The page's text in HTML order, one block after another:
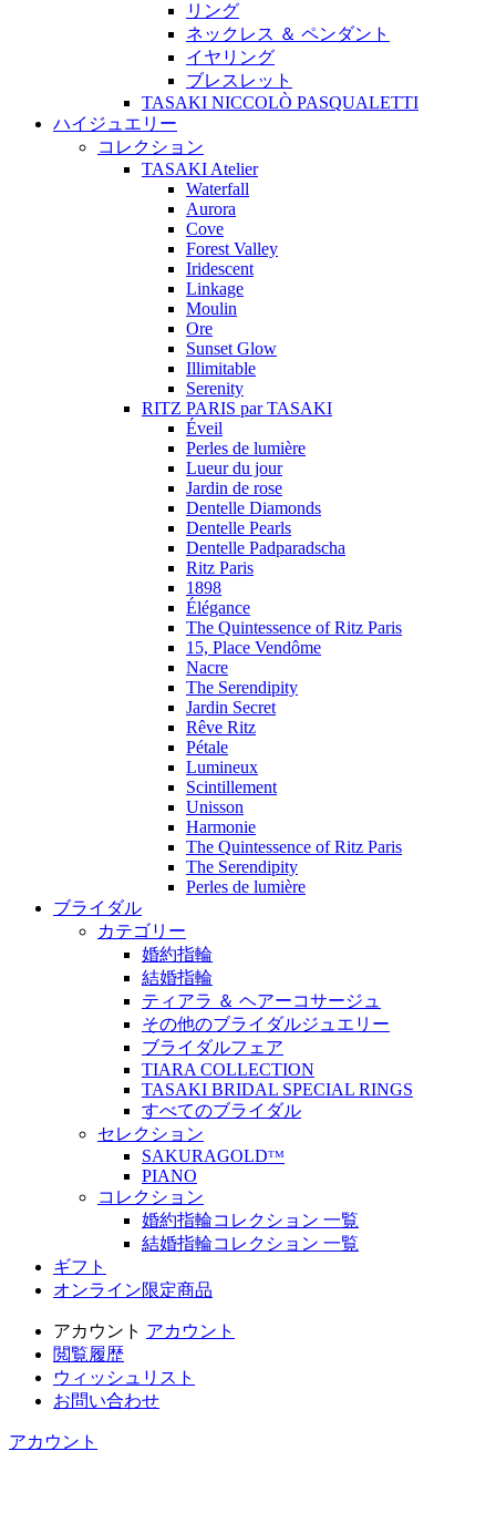
リング
ネックレス ＆ ペンダント
イヤリング
ブレスレット
TASAKI NICCOLÒ PASQUALETTI
ハイジュエリー
コレクション
TASAKI Atelier
Waterfall
Aurora
Cove
Forest Valley
Iridescent
Linkage
Moulin
Ore
Sunset Glow
Illimitable
Serenity
RITZ PARIS par TASAKI
Éveil
Perles de lumière
Lueur du jour
Jardin de rose
Dentelle Diamonds
Dentelle Pearls
Dentelle Padparadscha
Ritz Paris
1898
Élégance
The Quintessence of Ritz Paris
15, Place Vendôme
Nacre
The Serendipity
Jardin Secret
Rêve Ritz
Pétale
Lumineux
Scintillement
Unisson
Harmonie
The Quintessence of Ritz Paris
The Serendipity
Perles de lumière
ブライダル
カテゴリー
婚約指輪
結婚指輪
ティアラ ＆ ヘアーコサージュ
その他のブライダルジュエリー
ブライダルフェア
TIARA COLLECTION
TASAKI BRIDAL SPECIAL RINGS
すべてのブライダル
セレクション
SAKURAGOLDᵀᴹ
PIANO
コレクション
婚約指輪コレクション 一覧
結婚指輪コレクション 一覧
ギフト
オンライン限定商品
アカウント アカウント
閲覧履歴
ウィッシュリスト
お問い合わせ
アカウント